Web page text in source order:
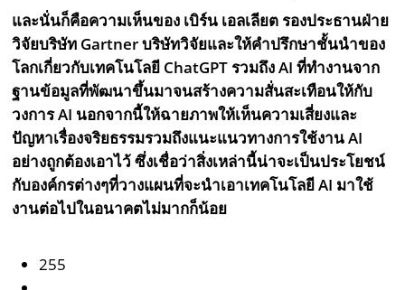
และนั่นก็คือความเห็นของ เบิร์น เอลเลียต รองประธานฝ่าย
วิจัยบริษัท Gartner บริษัทวิจัยและให้คำปรึกษาชั้นนำของ
โลกเกี่ยวกับเทคโนโลยี ChatGPT รวมถึง AI ที่ทำงานจาก
ฐานข้อมูลที่พัฒนาขึ้นมาจนสร้างความสั่นสะเทือนให้กับ
วงการ AI นอกจากนี้ให้ฉายภาพให้เห็นความเสี่ยงและ
ปัญหาเรื่องจริยธรรมรวมถึงแนะแนวทางการใช้งาน AI
อย่างถูกต้องเอาไว้ ซึ่งเชื่อว่าสิ่งเหล่านี้น่าจะเป็นประโยชน์
กับองค์กรต่างๆที่วางแผนที่จะนำเอาเทคโนโลยี AI มาใช้
งานต่อไปในอนาคตไม่มากก็น้อย
255